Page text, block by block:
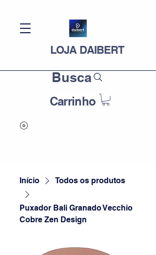
LOJA DAIBERT
Busca
Carrinho
Início Todos os produtos
Puxador Bali Granado Vecchio
Cobre Zen Design